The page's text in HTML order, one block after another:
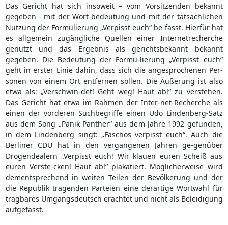
Das Gericht hat sich insoweit – vom Vorsitzenden bekannt
gegeben - mit der Wort-bedeutung und mit der tatsächlichen
Nutzung der Formulierung „Verpisst euch“ be-fasst. Hierfür hat
es allgemein zugängliche Quellen einer Internetrecherche
genutzt und das Ergebnis als gerichtsbekannt bekannt
gegeben. Die Bedeutung der Formu-lierung „Verpisst euch“
geht in erster Linie dahin, dass sich die angesprochenen Per-
sonen von einem Ort entfernen sollen. Die Äußerung ist also
etwa als: „Verschwin-det! Geht weg! Haut ab!“ zu verstehen.
Das Gericht hat etwa im Rahmen der Inter-net-Recherche als
einen der vorderen Suchbegriffe einen Udo Lindenberg-Satz
aus dem Song „Panik Panther“ aus dem Jahre 1992 gefunden,
in dem Lindenberg singt: „Faschos verpisst euch“. Auch die
Berliner CDU hat in den vergangenen Jahren ge-genüber
Drogendealern „Verpisst euch! Wir klauen euren Scheiß aus
euren Verste-cken! Haut ab!“ plakatiert. Möglicherweise wird
dementsprechend in weiten Teilen der Bevölkerung und der
die Republik tragenden Parteien eine derartige Wortwahl für
tragbares Umgangsdeutsch erachtet und nicht als Beleidigung
aufgefasst.